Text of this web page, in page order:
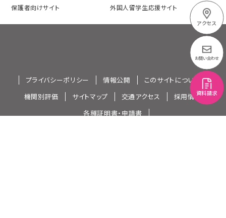
アクセス
お問い合わせ
資料請求
保護者向けサイト
外国人留学生応援サイト
プライバシーポリシー 情報公開
このサイトについて
機関別評価
サイトマップ 交通アクセス
採用情報
各種証明書・申請書